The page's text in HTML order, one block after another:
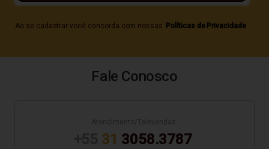
Ao se cadastrar você concorda com nossas Políticas de Privacidade
Fale Conosco
31 3058.3787